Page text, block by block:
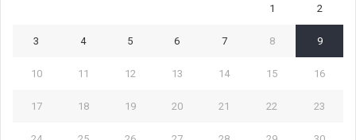
1 2
3 4 5 6 7 8 9
10 11 12 13 14 15 16
17 18 19 20 21 22 23